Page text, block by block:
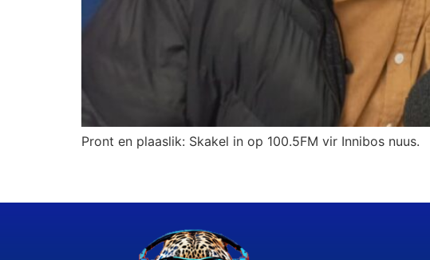
Pront en plaaslik: Skakel in op 100.5FM vir Innibos nuus.